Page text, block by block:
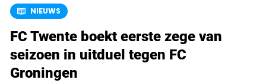
NIEUWS
FC Twente boekt eerste zege van
seizoen in uitduel tegen FC
Groningen